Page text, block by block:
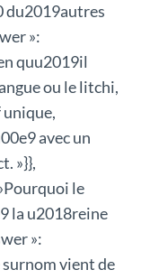
du2019autres
»:
quu2019il
ou le litchi,
avec un
»}},
le
la u2018reine
»:
surnom vient de